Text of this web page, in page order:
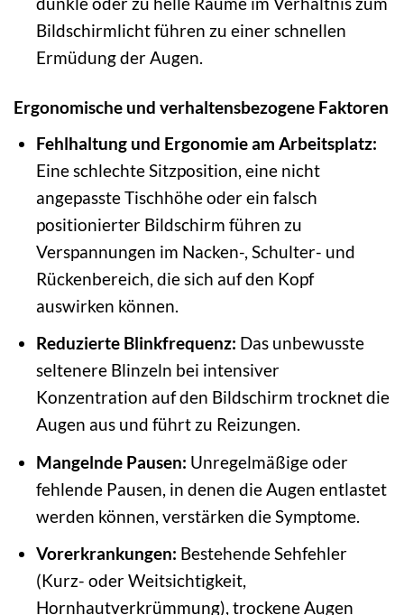
Bildschirmlicht führen zu einer schnellen
Ermüdung der Augen.
Ergonomische und verhaltensbezogene Faktoren
Fehlhaltung und Ergonomie am Arbeitsplatz:
Eine schlechte Sitzposition, eine nicht
angepasste Tischhöhe oder ein falsch
positionierter Bildschirm führen zu
Verspannungen im Nacken-, Schulter- und
Rückenbereich, die sich auf den Kopf
auswirken können.
Reduzierte Blinkfrequenz: Das unbewusste
seltenere Blinzeln bei intensiver
Konzentration auf den Bildschirm trocknet die
Augen aus und führt zu Reizungen.
Mangelnde Pausen: Unregelmäßige oder
fehlende Pausen, in denen die Augen entlastet
werden können, verstärken die Symptome.
Vorerkrankungen: Bestehende Sehfehler
(Kurz- oder Weitsichtigkeit,
Hornhautverkrümmung), trockene Augen